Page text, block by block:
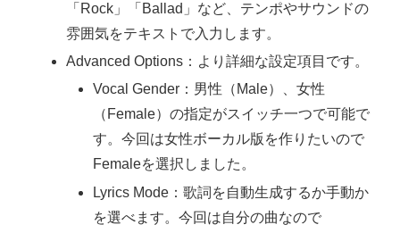
「Rock」「Ballad」など、テンポやサウンドの
雰囲気をテキストで入力します。
Advanced Options：より詳細な設定項目です。
Vocal Gender：男性（Male）、女性
（Female）の指定がスイッチ一つで可能で
す。今回は女性ボーカル版を作りたいので
Femaleを選択しました。
Lyrics Mode：歌詞を自動生成するか手動か
を選べます。今回は自分の曲なので